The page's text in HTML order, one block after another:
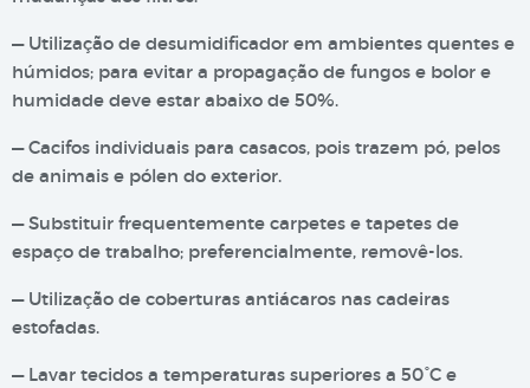
— Utilização de desumidificador em ambientes quentes e
húmidos; para evitar a propagação de fungos e bolor e
humidade deve estar abaixo de 50%.
— Cacifos individuais para casacos, pois trazem pó, pelos
de animais e pólen do exterior.
— Substituir frequentemente carpetes e tapetes de
espaço de trabalho; preferencialmente, removê-los.
— Utilização de coberturas antiácaros nas cadeiras
estofadas.
— Lavar tecidos a temperaturas superiores a 50°C e